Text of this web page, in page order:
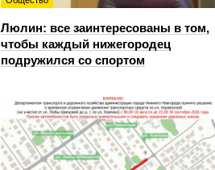
Люлин: все заинтересованы в том,
чтобы каждый нижегородец
подружился со спортом